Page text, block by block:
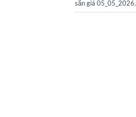
sẵn giá 05_05_2026,